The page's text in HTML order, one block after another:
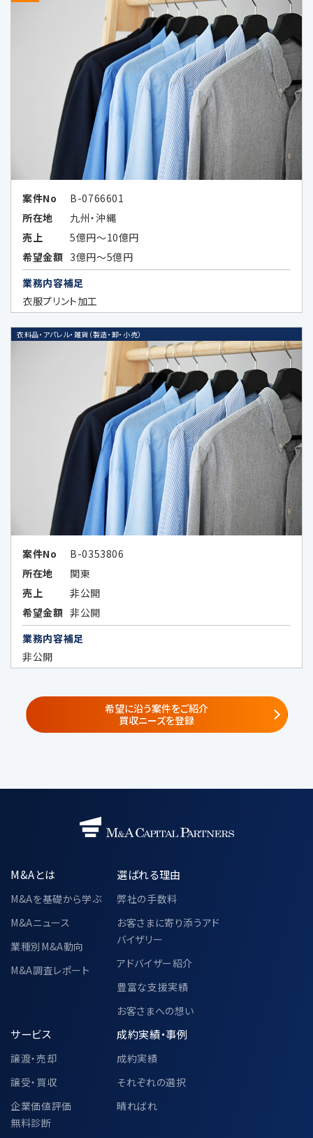
できない形式に加工した上、当該加工したデ
ータを提供することがあります。当該企業の外
国における個人情報の保護に関する制度、当
該企業が講ずる個人情報の保護のための措置
その他お客様にとって参考となるべき情報は、
以下のとおりです。
Google LLC（所在国：アメリカ合衆国 カ
リフォルニア州）
アメリカ合衆国（連邦）における個人情
報保護に関する制度
（https://www.ppc.go.jp/files/pdf/
USA_report.pdf）
アメリカ合衆国（カリフォルニア州）に
おける個人情報の保護に関する制度
（https://www.ppc.go.jp/files/pdf/
california_report.pdf）
Google LLCは、OECDプライバシーガ
イドライン8原則に対応する措置を全
て講じています。
6-1.個人情報の共同利用①
共同利用する者の範囲
・当社の子会社、関係会社並びに当社及
びこれらの者と共同でサービス提供又
はセミナー等の企画を実施する第三者
（秘密保持義務を負わせた場合に限る）
①子会社・関係会社
株式会社レコフ
（https://www.recof.co.jp/）
株式会社レコフデータ
ml）
（https://www.mirai-fp.co.jp/）
②共同サービス提供者・共同セミナー企
氏名、電話番号、メールアドレス、所属企
共同利用の目的
・「3.個人情報の利用目的」に記載され
当該個人データの管理責任者
〒104-0028
東京都中央区八重洲二丁目2番1号 東
京ミッドタウン八重洲 八重洲セントラル
タワー 36階
M&Aキャピタルパートナーズ株式会社
代表取締役 中村 悟
6-2.個人情報の共同利用②
案件No
B-0766601
所在地
九州・沖縄
売上
5億円～10億円
希望金額 3億円～5億円
業務内容補足
衣服プリント加工
衣料品・アパレル・雑貨（製造・卸・小売）
案件No
B-0353806
所在地
関東
売上
非公開
希望金額 非公開
業務内容補足
非公開
希望に沿う案件をご紹介
買収ニーズを登録
M&Aとは
M&Aを基礎から学ぶ
M&Aニュース
業種別M&A動向
M&A調査レポート
選ばれる理由
弊社の手数料
お客さまに寄り添うアド
バイザリー
アドバイザー紹介
豊富な支援実績
お客さまへの想い
サービス
譲渡・売却
譲受・買収
企業価値評価
無料診断
成約実績・事例
成約実績
それぞれの選択
晴ればれ